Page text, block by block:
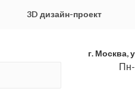
3D дизайн-проект
г. Москва,